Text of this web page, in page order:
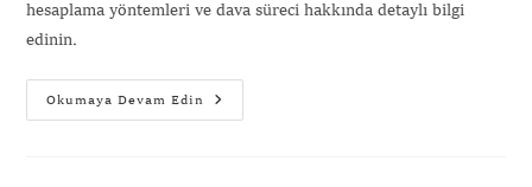
hesaplama yöntemleri ve dava süreci hakkında detaylı bilgi
edinin.
Okumaya Devam Edin